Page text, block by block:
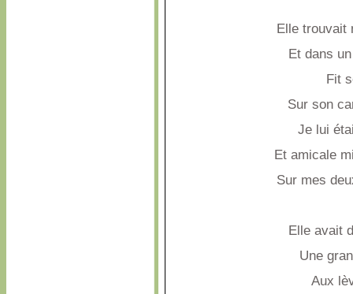
Elle trouvait
Et dans
Fit
Sur son
Je lui
Et amicale
Sur mes
Elle avait
Une
Aux